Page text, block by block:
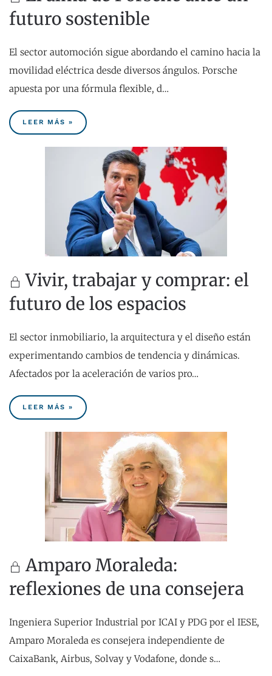
futuro sostenible
El sector automoción sigue abordando el camino hacia la
movilidad eléctrica desde diversos ángulos. Porsche
apuesta por una fórmula flexible, d…
LEER MÁS »
Vivir, trabajar y comprar: el
futuro de los espacios
El sector inmobiliario, la arquitectura y el diseño están
experimentando cambios de tendencia y dinámicas.
Afectados por la aceleración de varios pro…
LEER MÁS »
Amparo Moraleda:
reflexiones de una consejera
Ingeniera Superior Industrial por ICAI y PDG por el IESE,
Amparo Moraleda es consejera independiente de
CaixaBank, Airbus, Solvay y Vodafone, donde s…